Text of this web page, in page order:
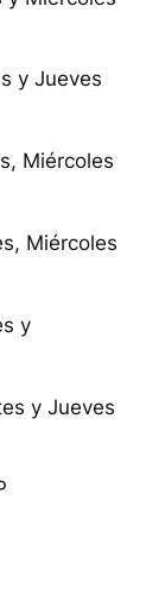
y Jueves
Miércoles
Miércoles
y
y Jueves